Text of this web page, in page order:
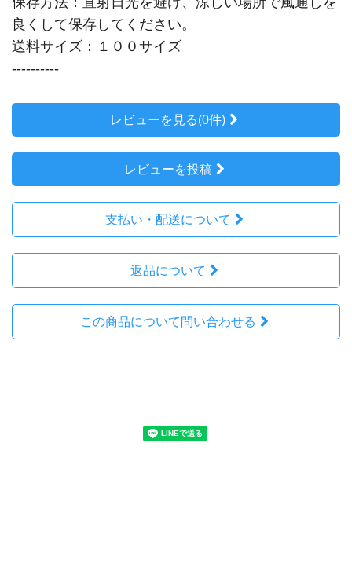
良くして保存してください。
送料サイズ：１００サイズ
----------
レビューを見る(0件)
レビューを投稿
支払い・配送について
返品について
この商品について問い合わせる